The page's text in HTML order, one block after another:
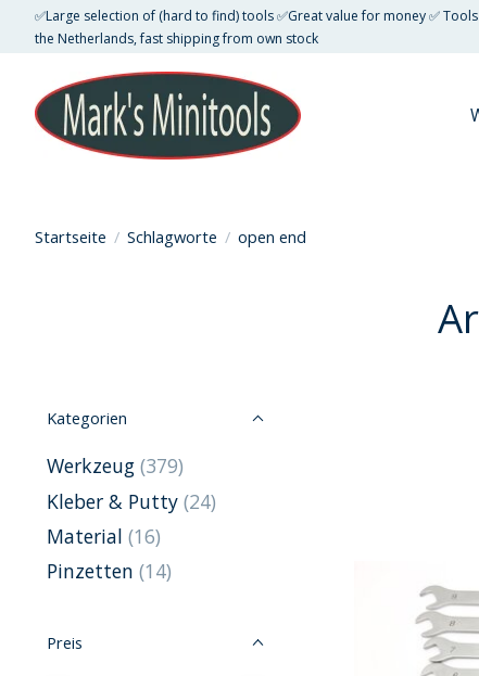
✅Large selection of (hard to find) tools ✅Great value for money ✅ Tools
the Netherlands, fast shipping from own stock
Startseite / Schlagworte / open end
Kategorien
Werkzeug (379)
Kleber & Putty (24)
Material (16)
Pinzetten (14)
Preis